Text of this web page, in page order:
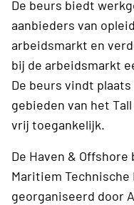
De beurs biedt
aanbieders van
arbeidsmarkt en
bij de arbeidsmarkt
De beurs vindt
gebieden van het
vrij toegankelijk.
De Haven &
Maritiem
georganiseerd door